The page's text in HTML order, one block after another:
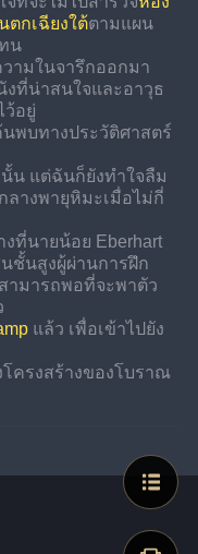
กเฉียงใต้ตามแผน
น
ามในจารึกออกมา
ที่น่าสนใจและอาวุธ
ว้อยู่
พบทางประวัติศาสตร์
นั้น แต่ฉันก็ยังทำใจลืม
ลางพายุหิมะเมื่อไม่กี่
ที่นายน้อย Eberhart
ชั้นสูงผู้ผ่านการฝึก
ามารถพอที่จะพาตัว
แล้ว เพื่อเข้าไปยัง
ครงสร้างของโบราณ